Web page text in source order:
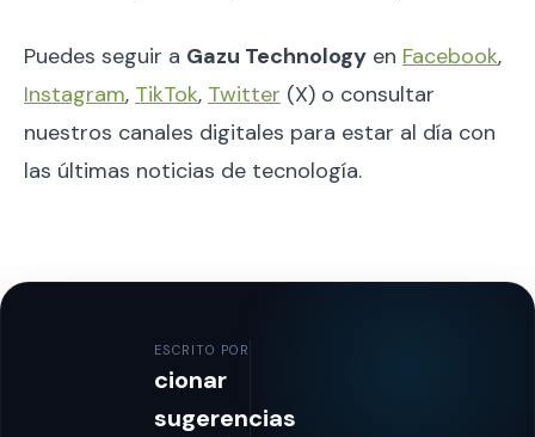
Puedes seguir a Gazu Technology en Facebook,
Instagram, TikTok, Twitter (X) o consultar
nuestros canales digitales para estar al día con
las últimas noticias de tecnología.
ESCRITO POR
cionar
sugerencias